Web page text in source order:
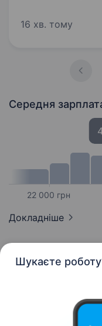
Шукаєте
та продажах. Ми
16 хв. тому
Середня
22 000 грн
Докладніше